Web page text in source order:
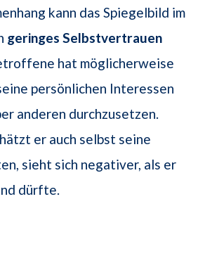
kann das Spiegelbild im
geringes Selbstvertrauen
hat möglicherweise
persönlichen Interessen
anderen durchzusetzen.
er auch selbst seine
sieht sich negativer, als er
dürfte.